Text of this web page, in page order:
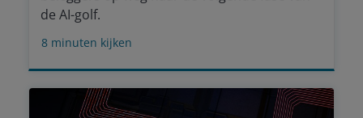
de AI-golf.
8 minuten kijken